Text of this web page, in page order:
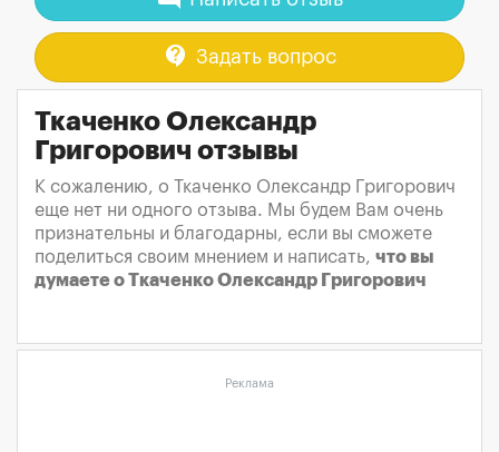
contact_support Задать вопрос
Ткаченко Олександр
Григорович отзывы
К сожалению, о Ткаченко Олександр Григорович
еще нет ни одного отзыва. Мы будем Вам очень
признательны и благодарны, если вы сможете
поделиться своим мнением и написать, что вы
думаете о Ткаченко Олександр Григорович
Реклама